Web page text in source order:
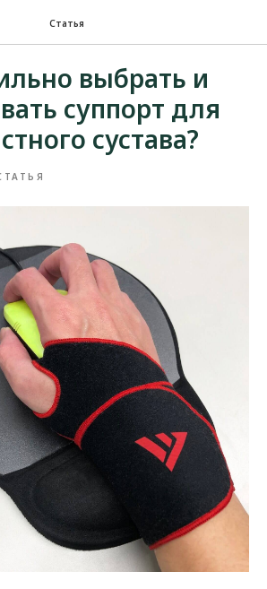
Статья
выбрать и
суппорт для
сустава?